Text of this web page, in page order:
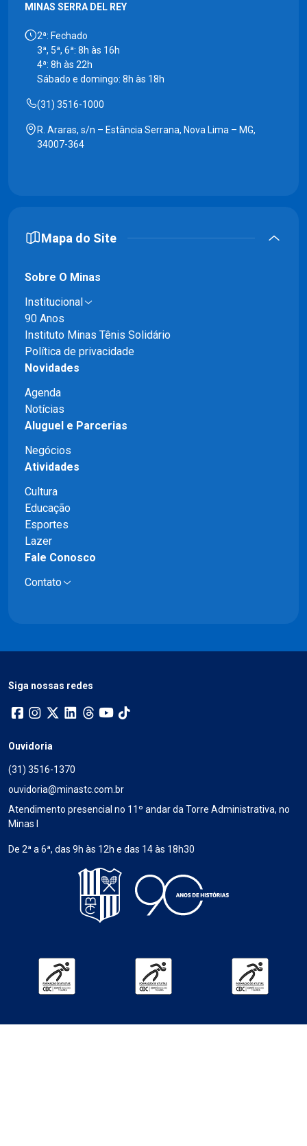
MINAS SERRA DEL REY
2ª: Fechado
3ª, 5ª, 6ª: 8h às 16h
4ª: 8h às 22h
Sábado e domingo: 8h às 18h
(31) 3516-1000
R. Araras, s/n – Estância Serrana, Nova Lima – MG,
34007-364
Mapa do Site
Sobre O Minas
Institucional
90 Anos
Instituto Minas Tênis Solidário
Política de privacidade
Novidades
Agenda
Notícias
Aluguel e Parcerias
Negócios
Atividades
Cultura
Educação
Esportes
Lazer
Fale Conosco
Contato
Siga nossas redes
Ouvidoria
(31) 3516-1370
ouvidoria@minastc.com.br
Atendimento presencial no 11º andar da Torre Administrativa, no
Minas I
De 2ª a 6ª, das 9h às 12h e das 14 às 18h30